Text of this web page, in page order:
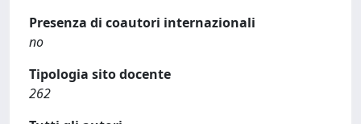
Presenza di coautori internazionali
no
Tipologia sito docente
262